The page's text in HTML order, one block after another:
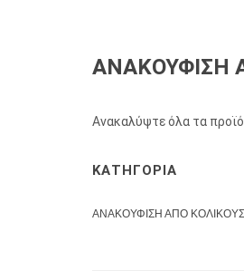
ΑΝΑΚΟΥΦΙΣΗ
Ανακαλύψτε όλα τα
ΚΑΤΗΓΟΡΙΑ
ΑΝΑΚΟΥΦΙΣΗ ΑΠΟ ΚΟΛΙΚΟΥΣ